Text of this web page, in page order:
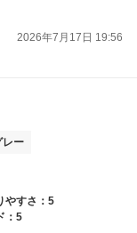
2026年7月17日 19:56
レー
やすさ：5
：5